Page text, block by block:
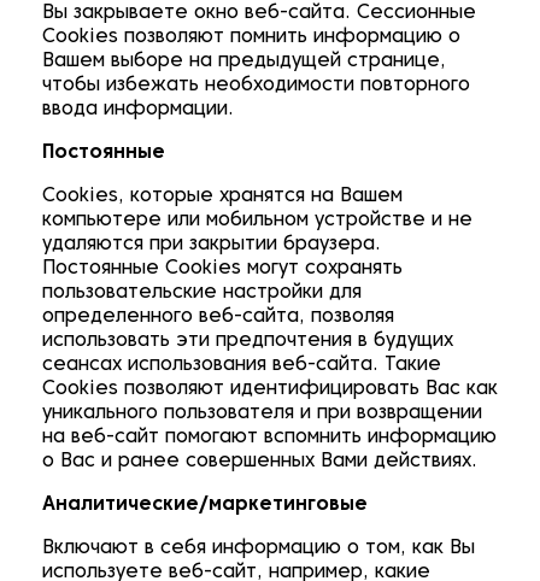
Вы закрываете окно веб-сайта. Сессионные
Cookies позволяют помнить информацию о
Вашем выборе на предыдущей странице,
чтобы избежать необходимости повторного
ввода информации.
Постоянные
Cookies, которые хранятся на Вашем
компьютере или мобильном устройстве и не
удаляются при закрытии браузера.
Постоянные Cookies могут сохранять
пользовательские настройки для
определенного веб-сайта, позволяя
использовать эти предпочтения в будущих
сеансах использования веб-сайта. Такие
Cookies позволяют идентифицировать Вас как
уникального пользователя и при возвращении
на веб-сайт помогают вспомнить информацию
о Вас и ранее совершенных Вами действиях.
Аналитические/маркетинговые
Включают в себя информацию о том, как Вы
используете веб-сайт, например, какие